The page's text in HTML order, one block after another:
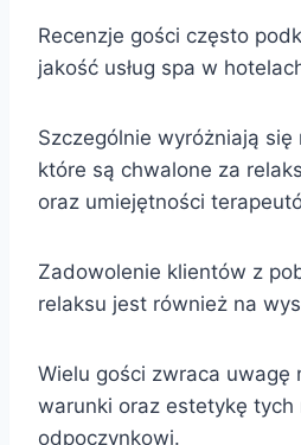
Recenzje gości często
jakość usług spa w
Szczególnie wyróżniają
które są chwalone za
oraz umiejętności
Zadowolenie klientów z
relaksu jest również na
Wielu gości zwraca uwagę
warunki oraz estetykę tych
odpoczynkowi.